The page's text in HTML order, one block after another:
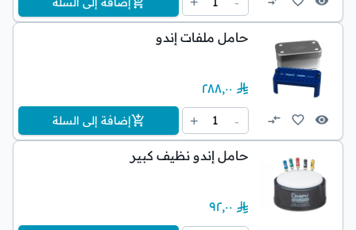
حامل ملفات إندو
٢٨٨٫٠٠
-
1
+ إضافة إلى السلة
حامل إندو نظيف كبير
٩٢٫٠٠